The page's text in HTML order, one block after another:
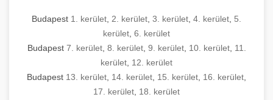
kereskedelmi mosogatógép és tisztítóberendezések
Sajtreszelő gépek szakmai választéka -
chef-iparikonyhagepek.hu
kereskedelmi sajtreszelő és aprítógépek
kiegészítő eszközökig mindent egy helyen
megtalál. Szakértő tanácsadóink segítenek a
megfelelő berendezések kiválasztásában, a
konyha optimális elrendezésének
megtervezésében, valamint a telepítés és az
üzembe helyezés koordinálásában. Hosszú távú
Budapest 1. kerület 2. kerület 3. kerület 4. kerület 5.
kerület 6. kerület
Budapest 7. kerület, 8. kerület, 9. kerület, 10. kerület, 11.
kerület 12. kerület
Budapest 13. kerület 14. kerület 15. kerület 16. kerület
17. kerület 18. kerület